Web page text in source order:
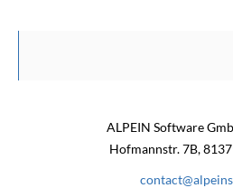
ALPEIN Software
Hofmannstr. 7B,